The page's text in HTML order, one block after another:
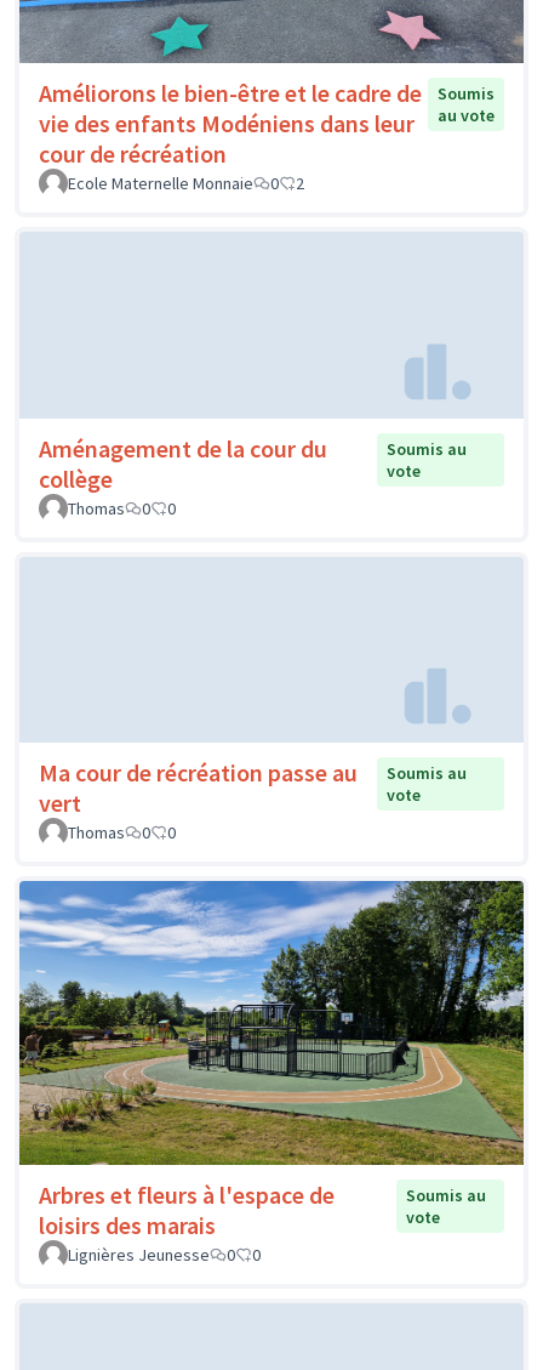
Améliorons le bien-être et le cadre de
vie des enfants Modéniens dans leur
cour de récréation
Soumis
au vote
Ecole Maternelle Monnaie 0 2
Aménagement de la cour du
collège
Soumis au
vote
Thomas
0 0
Ma cour de récréation passe au
vert
Soumis au
vote
Thomas
0 0
Arbres et fleurs à l'espace de
loisirs des marais
Soumis au
vote
Lignières Jeunesse
0 0